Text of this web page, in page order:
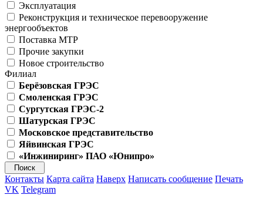
Эксплуатация
Реконструкция и техническое перевооружение
энергообъектов
Поставка МТР
Прочие закупки
Новое строительство
Филиал
Берёзовская ГРЭС
Смоленская ГРЭС
Сургутская ГРЭС-2
Шатурская ГРЭС
Московское представительство
Яйвинская ГРЭС
«Инжиниринг» ПАО «Юнипро»
Контакты Карта сайта Наверх Написать сообщение Печать
VK Telegram